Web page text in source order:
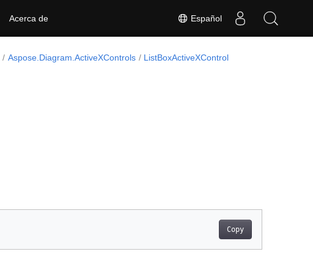
Español
Acerca de
Aspose.Diagram.ActiveXControls
ListBoxActiveXControl
Copy